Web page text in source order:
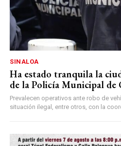
SINALOA
Ha estado tranquila la
de la Policía Municipal de
Prevalecen operativos ante robo de
situación ilegal, entre otros, con la